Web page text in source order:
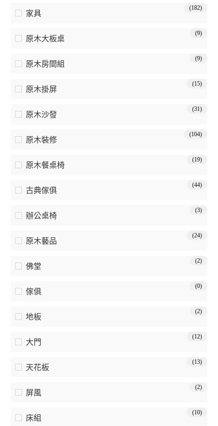
家具
(182)
原木大板桌
(9)
原木房間組
(9)
原木掛屏
(15)
原木沙發
(31)
原木裝修
(104)
原木餐桌椅
(19)
古典傢俱
(44)
辦公桌椅
(3)
原木藝品
(24)
佛堂
(2)
傢俱
(0)
地板
(2)
大門
(12)
天花板
(13)
屏風
(2)
床組
(10)